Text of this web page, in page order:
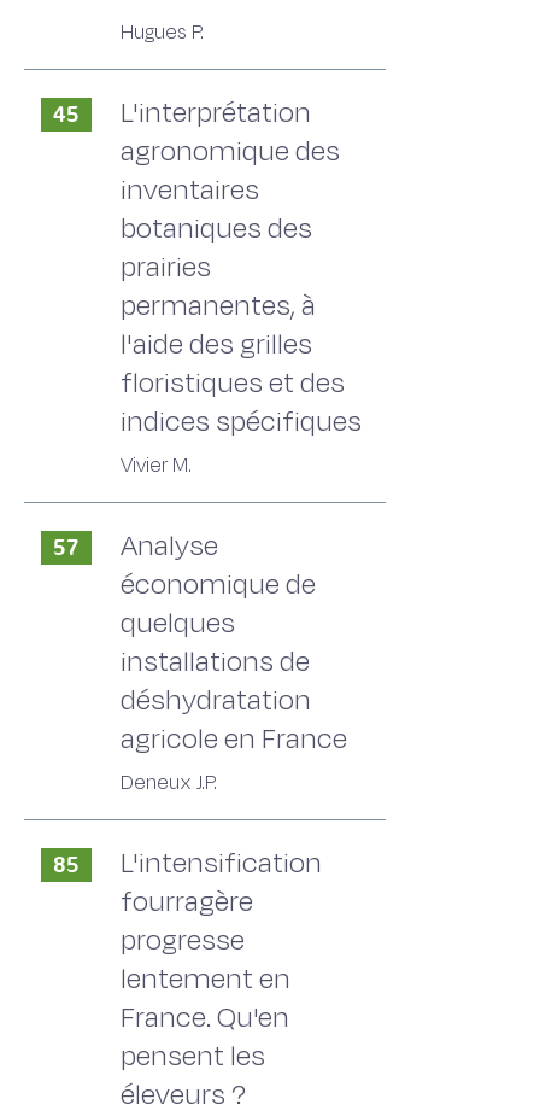
Hugues P.
45
L'interprétation
agronomique des
inventaires
botaniques des
prairies
permanentes, à
l'aide des grilles
floristiques et des
indices spécifiques
Vivier M.
57
Analyse
économique de
quelques
installations de
déshydratation
agricole en France
Deneux J.P.
85
L'intensification
fourragère
progresse
lentement en
France. Qu'en
pensent les
éleveurs ?